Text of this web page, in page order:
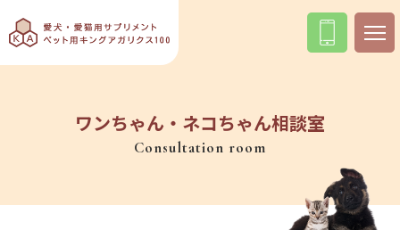
ワンちゃん・ネコちゃん相談室
Consultation room